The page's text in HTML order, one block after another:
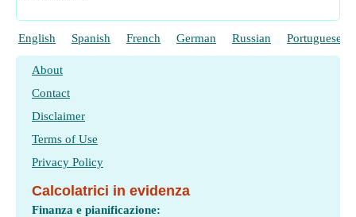
English Spanish French German Russian Portuguese
About
Contact
Disclaimer
Terms of Use
Privacy Policy
Calcolatrici in evidenza
Finanza e pianificazione: